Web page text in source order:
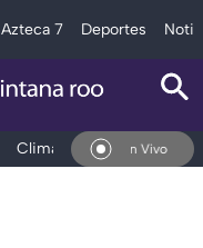
Azteca 7 Deportes
Clima TráficoEn Vivo